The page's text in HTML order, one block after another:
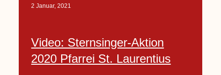
2 Januar, 2021
Video: Sternsinger-Aktion
2020 Pfarrei St. Laurentius